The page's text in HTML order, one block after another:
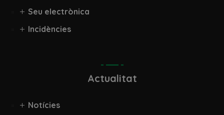
Seu electrònica
Incidències
Actualitat
Notícies